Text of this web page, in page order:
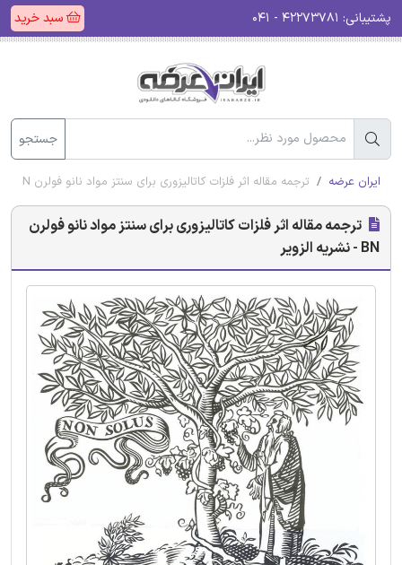
پشتیبانی: سبد خرید
جستجو
ایران عرضه ترجمه مقاله اثر فلزات کاتالیزوری برای سنتز مواد نانو فولرن BN - نشریه الزویر
ترجمه مقاله اثر فلزات کاتالیزوری برای سنتز مواد نانو فولرن
BN - نشریه الزویر